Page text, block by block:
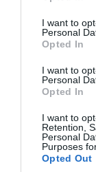
use your data
consent section.
I want to
Personal
Opted In
I want to
Personal
Opted In
I want to
Retention,
Personal
Purposes
Opted Out
Αθήνα: